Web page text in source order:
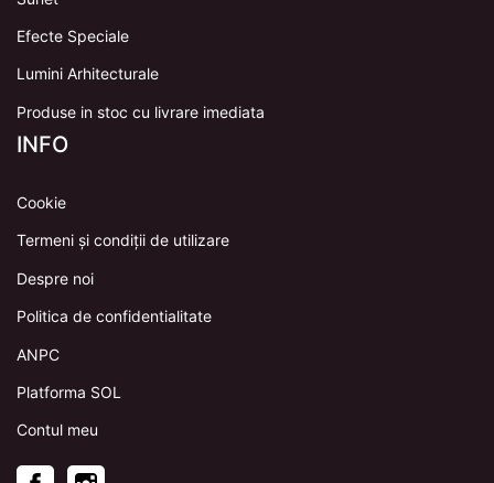
Efecte Speciale
Lumini Arhitecturale
Produse in stoc cu livrare imediata
INFO
Cookie
Termeni și condiții de utilizare
Despre noi
Politica de confidentialitate
ANPC
Platforma SOL
Contul meu
Facebook